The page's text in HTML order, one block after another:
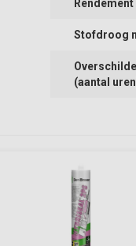
Stofdroog
(aantal